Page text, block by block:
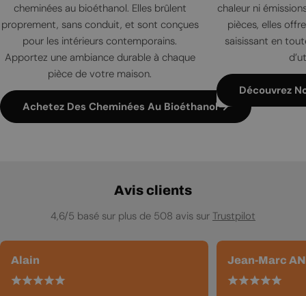
cheminées au bioéthanol. Elles brûlent
proprement, sans conduit, et sont conçues
pour les intérieurs contemporains.
Apportez une ambiance durable à chaque
pièce de votre maison.
Achetez Des Cheminées Au Bioéthanol
chaleur ni
pièces, elles
saisissant en
Découvrez
Avis clients
4,6/5 basé sur plus de 508 avis sur Trustpilot
Alain Jean-Marc